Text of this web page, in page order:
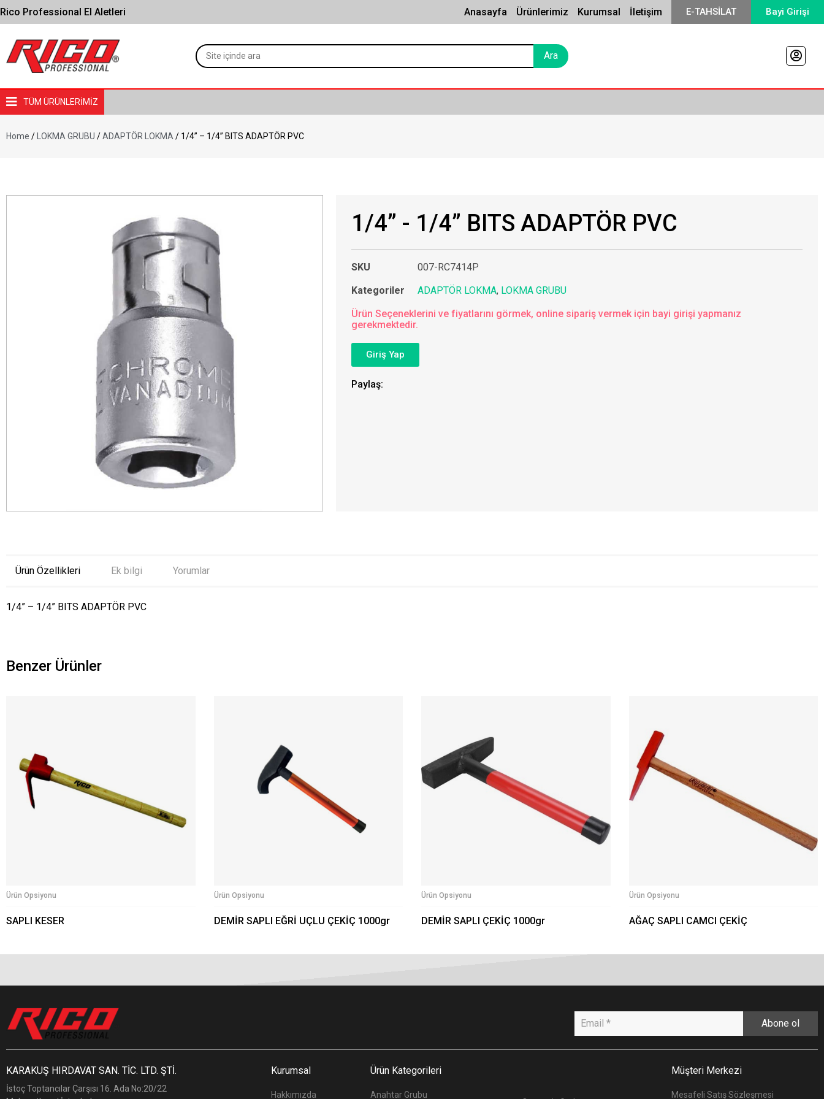
Rico Professional El Aletleri Anasayfa Ürünlerimiz Kurumsal İletişim E-TAHSİLAT Bayi Girişi
TÜM ÜRÜNLERİMİZ
Home /LOKMA GRUBU /ADAPTÖR LOKMA / 1/4” – 1/4” BITS ADAPTÖR PVC
1/4” - 1/4” BITS ADAPTÖR PVC
SKU
007-RC7414P
Kategoriler
ADAPTÖR LOKMA, LOKMA GRUBU
Ürün Seçeneklerini ve fiyatlarını görmek, online sipariş vermek için bayi girişi yapmanız
gerekmektedir.
Giriş Yap
Paylaş:
Ürün Özellikleri Ek bilgi Yorumlar
1/4” – 1/4” BITS ADAPTÖR PVC
Benzer Ürünler
Ürün Opsiyonu
SAPLI KESER
Ürün Opsiyonu
DEMİR SAPLI EĞRİ UÇLU ÇEKİÇ 1000gr
Ürün Opsiyonu
DEMİR SAPLI ÇEKİÇ 1000gr
Ürün Opsiyonu
AĞAÇ SAPLI CAMCI ÇEKİÇ
Abone ol
KARAKUŞ HIRDAVAT SAN. TİC. LTD. ŞTİ.
İstoç Toptancılar Çarşısı 16. Ada No:20/22
Kurumsal
Hakkımızda
Ürün Kategorileri
Anahtar Grubu
Müşteri Merkezi
Mesafeli Satış Sözleşmesi